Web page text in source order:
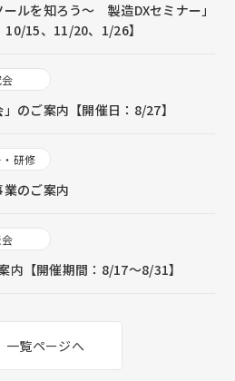
ールを知ろう～ 製造DXセミナー」
15、11/20、1/26】
のご案内【開催日：8/27】
研修
のご案内
内【開催期間：8/17～8/31】
一覧ページへ